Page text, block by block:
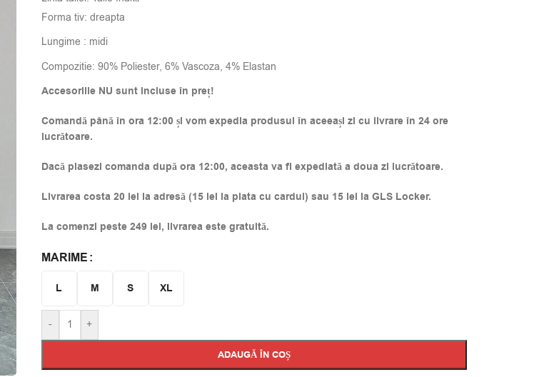
Forma tiv: dreapta
Lungime : midi
Compozitie: 90% Poliester, 6% Vascoza, 4% Elastan
Accesoriile NU sunt incluse în preț!
Comandă până în ora 12:00 și vom expedia produsul în aceeași zi cu livrare în 24 ore
lucrătoare.
Dacă plasezi comanda după ora 12:00, aceasta va fi expediată a doua zi lucrătoare.
Livrarea costa 20 lei la adresă (15 lei la plata cu cardul) sau 15 lei la GLS Locker.
La comenzi peste 249 lei, livrarea este gratuită.
MARIME
L M S XL
- +
ADAUGĂ ÎN COȘ
Alternative: